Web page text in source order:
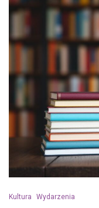
Kultura Wydarzenia